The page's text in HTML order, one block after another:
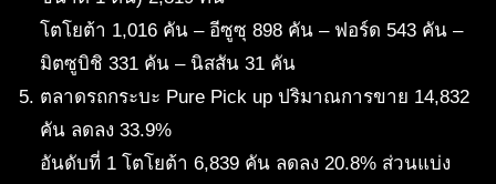
โตโยต้า 1,016 คัน – อีซูซุ 898 คัน – ฟอร์ด 543 คัน –
มิตซูบิชิ 331 คัน – นิสสัน 31 คัน
ตลาดรถกระบะ Pure Pick up ปริมาณการขาย 14,832
คัน ลดลง 33.9%
อันดับที่ 1 โตโยต้า 6,839 คัน ลดลง 20.8% ส่วนแบ่ง